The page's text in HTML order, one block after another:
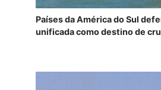
Países da América do Sul
unificada como destino de